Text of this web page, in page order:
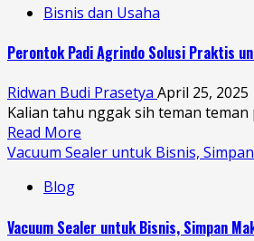
Bisnis dan Usaha
Perontok Padi Agrindo Solusi Praktis
Ridwan Budi Prasetya April 25, 2025
Kalian tahu nggak sih teman
Read More
Vacuum Sealer untuk Bisnis,
Blog
Vacuum Sealer untuk Bisnis, Simpan